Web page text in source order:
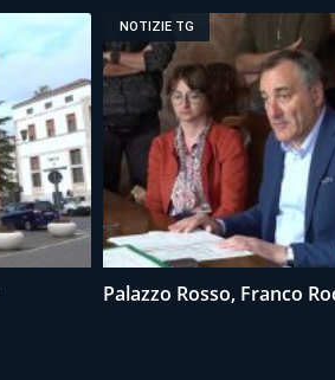
NOTIZIE TG
Palazzo Rosso, Franco